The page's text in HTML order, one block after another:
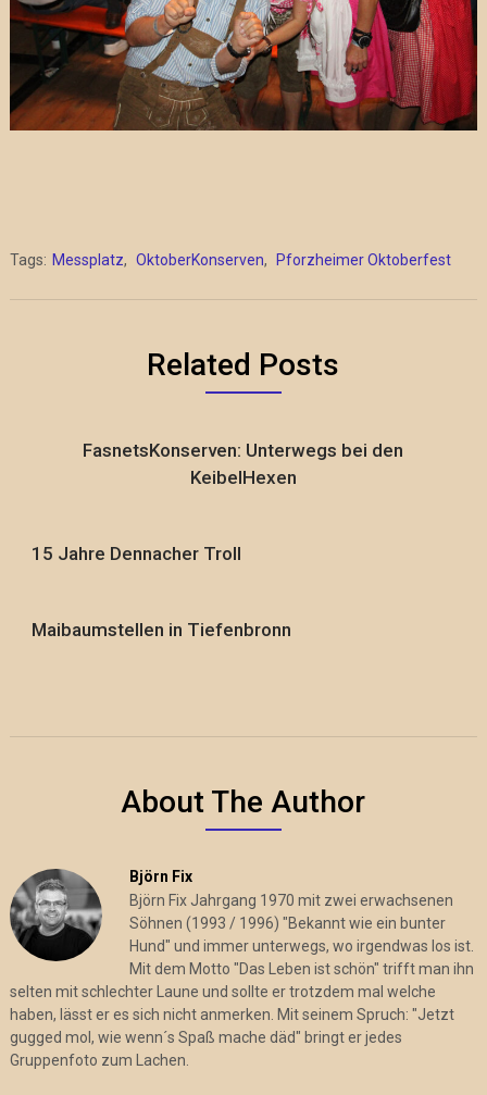
Tags: Messplatz, OktoberKonserven, Pforzheimer Oktoberfest
Related Posts
FasnetsKonserven: Unterwegs bei den
KeibelHexen
15 Jahre Dennacher Troll
Maibaumstellen in Tiefenbronn
About The Author
Björn Fix
Björn Fix Jahrgang 1970 mit zwei erwachsenen
Söhnen (1993 / 1996) "Bekannt wie ein bunter
Hund" und immer unterwegs, wo irgendwas los ist.
Mit dem Motto "Das Leben ist schön" trifft man ihn
selten mit schlechter Laune und sollte er trotzdem mal welche
haben, lässt er es sich nicht anmerken. Mit seinem Spruch: "Jetzt
gugged mol, wie wenn´s Spaß mache däd" bringt er jedes
Gruppenfoto zum Lachen.